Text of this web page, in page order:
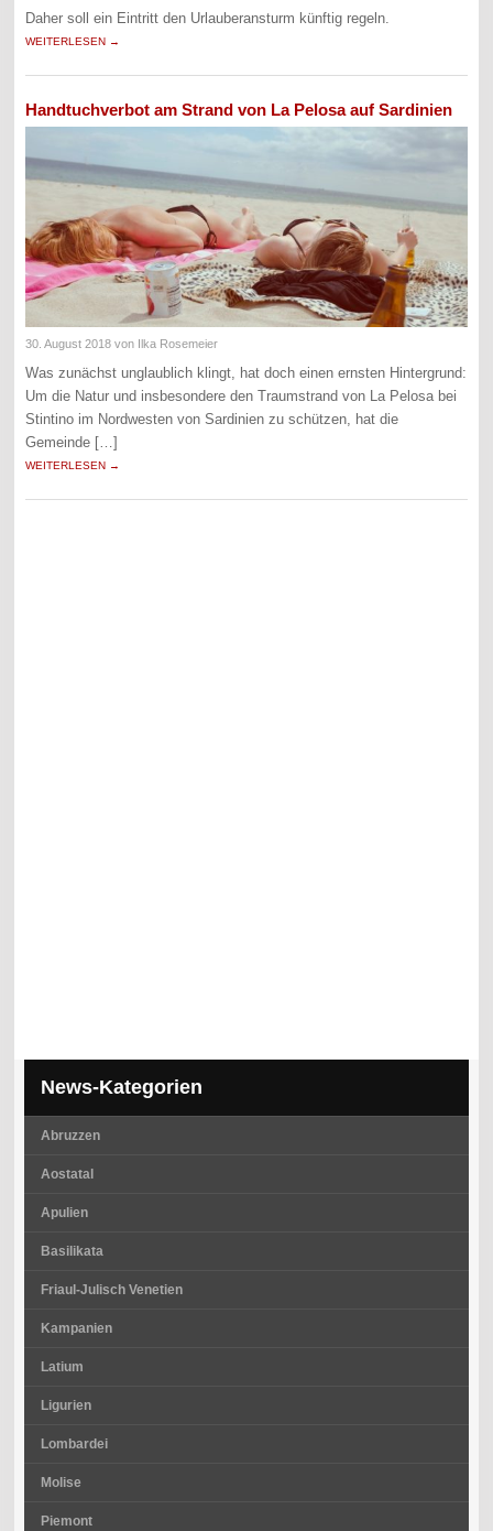
Daher soll ein Eintritt den Urlauberansturm künftig regeln.
WEITERLESEN →
Handtuchverbot am Strand von La Pelosa auf Sardinien
30. August 2018 von Ilka Rosemeier
Was zunächst unglaublich klingt, hat doch einen ernsten Hintergrund:
Um die Natur und insbesondere den Traumstrand von La Pelosa bei
Stintino im Nordwesten von Sardinien zu schützen, hat die
Gemeinde […]
WEITERLESEN →
News-Kategorien
Abruzzen
Aostatal
Apulien
Basilikata
Friaul-Julisch Venetien
Kampanien
Latium
Ligurien
Lombardei
Molise
Piemont